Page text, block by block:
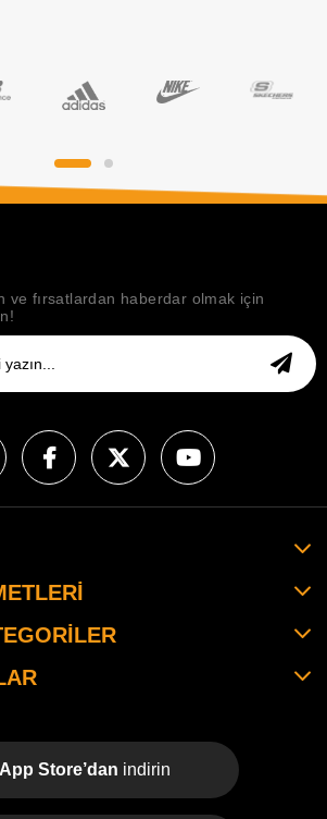
ve fırsatlardan haberdar olmak için
App Store’dan indirin